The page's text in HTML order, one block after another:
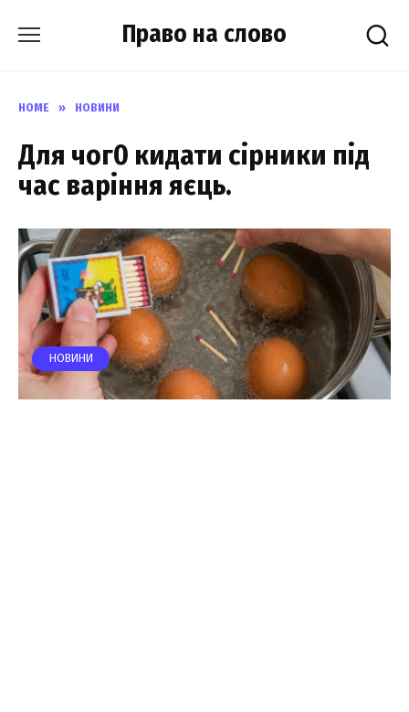
Право на слово
HOME » НОВИНИ
Для чог0 кидати сірники під
час варіння яєць.
НОВИНИ